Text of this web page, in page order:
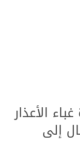
الأعذار
إلى